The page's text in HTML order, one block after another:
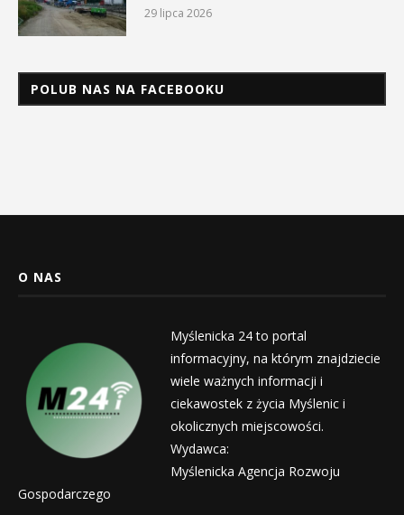
29 lipca 2026
POLUB NAS NA FACEBOOKU
O NAS
Myślenicka 24 to portal
informacyjny, na którym znajdziecie
wiele ważnych informacji i
ciekawostek z życia Myślenic i
okolicznych miejscowości.
Wydawca:
Myślenicka Agencja Rozwoju
Gospodarczego